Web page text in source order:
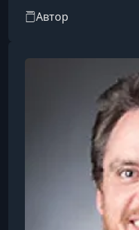
докторскую степень
Университете
игры на скрипке. Он
основателей
престижный
Во время учебы он
симфоническим
Автор